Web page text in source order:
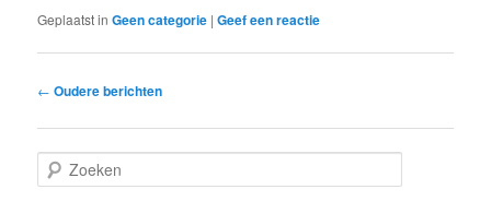
Geplaatst in Geen categorie |Geef een reactie
Berichtnavigatie
← Oudere berichten
o